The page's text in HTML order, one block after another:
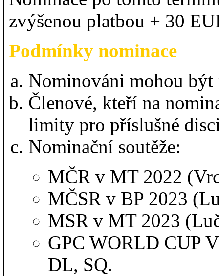
zvýšenou platbou + 30
Podmínky nominace
Nominováni mohou být
Členové, kteří na
limity pro příslušné
Nominační soutěže:
MČR v MT 2022
MČSR v BP 2023
MSR v MT 2023
GPC WORLD CUP
DL, SQ.